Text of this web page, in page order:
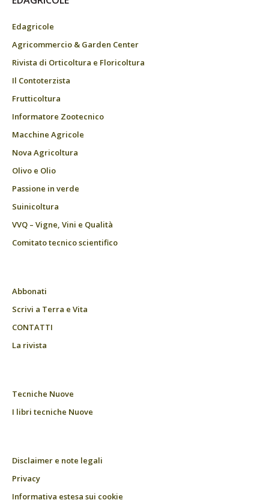
Edagricole
Agricommercio & Garden Center
Rivista di Orticoltura e Floricoltura
Il Contoterzista
Frutticoltura
Informatore Zootecnico
Macchine Agricole
Nova Agricoltura
Olivo e Olio
Passione in verde
Suinicoltura
VVQ – Vigne, Vini e Qualità
Comitato tecnico scientifico
Abbonati
Scrivi a Terra e Vita
CONTATTI
La rivista
Tecniche Nuove
I libri tecniche Nuove
Disclaimer e note legali
Privacy
Informativa estesa sui cookie